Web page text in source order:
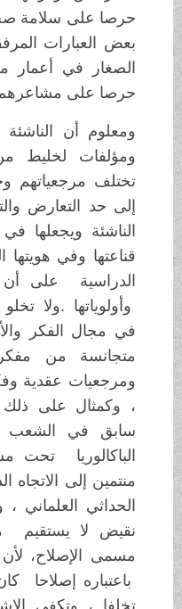
حرصا على سلامة
بعض العبارات
الصغار في أعمار
حرصا على مشاعرهم
ومعلوم أن الناشئة
ومؤلفات لخليط من
تختلف مرجعياتهم
إلى حد التعارض
الناشئة ويجعلها
قناعتها وفي هويتها
الدراسية على أن
وأولوياتها .ولا
في مجال الفكر
متجانسة من
ومرجعيات عقدية
، وكمثال على ذلك
سابق في الشعب
الباكالوريا تحت
منتمين إلى الاتجاه
الحداثي العلماني ،
نقيض لا يستقيم
مسمى الإصلاح، لأن
باعتباره إصلاحا
تخلفا ، وتكفي